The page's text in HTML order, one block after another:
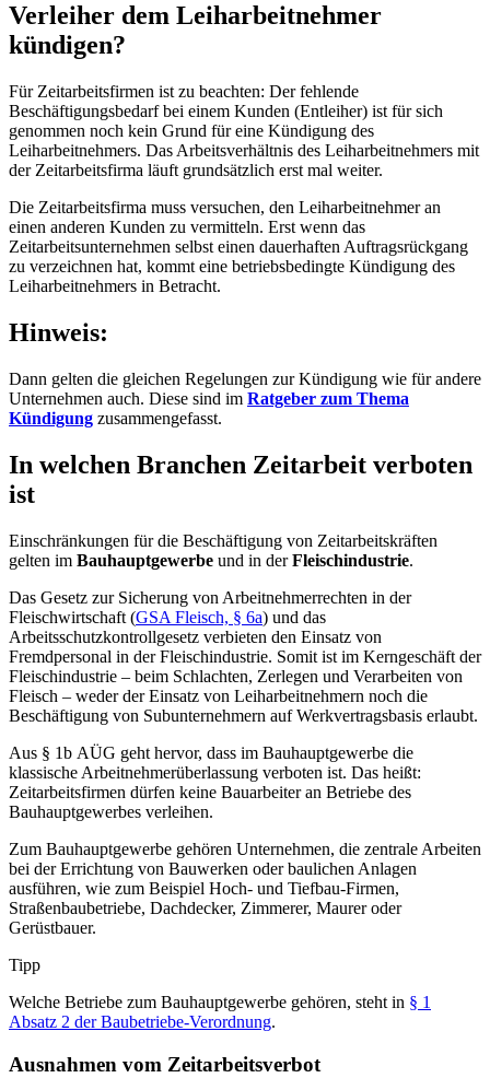
Verleiher dem Leiharbeitnehmer
kündigen?
Für Zeitarbeitsfirmen ist zu beachten: Der fehlende
Beschäftigungsbedarf bei einem Kunden (Entleiher) ist für sich
genommen noch kein Grund für eine Kündigung des
Leiharbeitnehmers. Das Arbeitsverhältnis des Leiharbeitnehmers mit
der Zeitarbeitsfirma läuft grundsätzlich erst mal weiter.
Die Zeitarbeitsfirma muss versuchen, den Leiharbeitnehmer an
einen anderen Kunden zu vermitteln. Erst wenn das
Zeitarbeitsunternehmen selbst einen dauerhaften Auftragsrückgang
zu verzeichnen hat, kommt eine betriebsbedingte Kündigung des
Leiharbeitnehmers in Betracht.
Hinweis:
Dann gelten die gleichen Regelungen zur Kündigung wie für andere
Unternehmen auch. Diese sind im Ratgeber zum Thema
Kündigung zusammengefasst.
In welchen Branchen Zeitarbeit verboten
ist
Einschränkungen für die Beschäftigung von Zeitarbeitskräften
gelten im Bauhauptgewerbe und in derFleischindustrie.
Das Gesetz zur Sicherung von Arbeitnehmerrechten in der
Fleischwirtschaft (GSA Fleisch, § 6a) und das
Arbeitsschutzkontrollgesetz verbieten den Einsatz von
Fremdpersonal in der Fleischindustrie. Somit ist im Kerngeschäft der
Fleischindustrie – beim Schlachten, Zerlegen und Verarbeiten von
Fleisch – weder der Einsatz von Leiharbeitnehmern noch die
Beschäftigung von Subunternehmern auf Werkvertragsbasis erlaubt.
Aus § 1b AÜG geht hervor, dass im Bauhauptgewerbe die
klassische Arbeitnehmerüberlassung verboten ist. Das heißt:
Zeitarbeitsfirmen dürfen keine Bauarbeiter an Betriebe des
Bauhauptgewerbes verleihen.
Zum Bauhauptgewerbe gehören Unternehmen, die zentrale Arbeiten
bei der Errichtung von Bauwerken oder baulichen Anlagen
ausführen, wie zum Beispiel Hoch- und Tiefbau-Firmen,
Straßenbaubetriebe, Dachdecker, Zimmerer, Maurer oder
Gerüstbauer.
Tipp
Welche Betriebe zum Bauhauptgewerbe gehören, steht in § 1
Absatz 2 der Baubetriebe-Verordnung.
Ausnahmen vom Zeitarbeitsverbot